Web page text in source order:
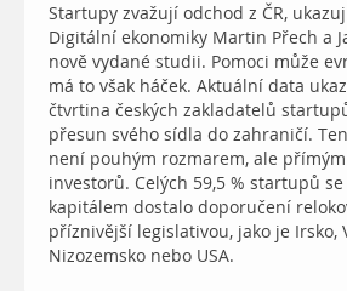
Startupy zvažují odchod z ČR,
Digitální ekonomiky Martin Přech a
nově vydané studii. Pomoci může
má to však háček. Aktuální data
čtvrtina českých zakladatelů
přesun svého sídla do zahraničí.
není pouhým rozmarem, ale
investorů. Celých 59,5 % startupů
kapitálem dostalo doporučení
příznivější legislativou, jako je Irsko,
Nizozemsko nebo USA.